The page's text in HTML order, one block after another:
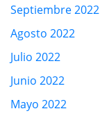
Septiembre 2022
Agosto 2022
Julio 2022
Junio 2022
Mayo 2022